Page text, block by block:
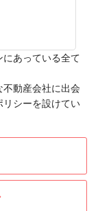
あっている全て
動産会社に出会
リシーを設けてい